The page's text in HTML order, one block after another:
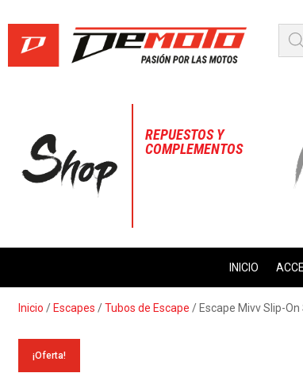
de
REPUESTOS Y
COMPLEMENTOS
INICIO
Inicio / Escapes /Tubos de Escape / Escape Mivv Slip-
¡Oferta!